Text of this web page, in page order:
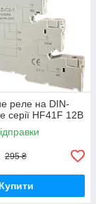
реле на DIN-
серії HF41F 12В
295 ₴
Купити